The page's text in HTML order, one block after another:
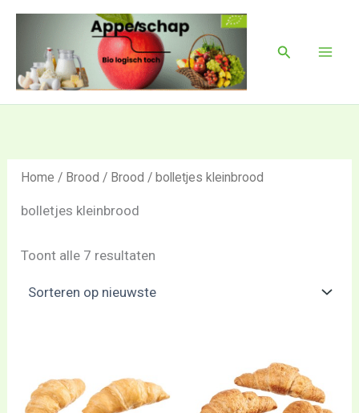
inhoud
Zoeken
Home / Brood / Brood / bolletjes kleinbrood
bolletjes kleinbrood
Toont alle 7 resultaten
op
nieuwste